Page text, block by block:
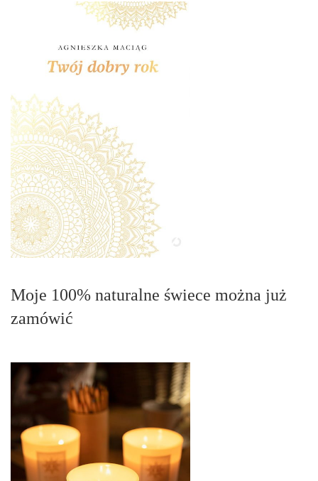
Moje 100% naturalne świece można już
zamówić